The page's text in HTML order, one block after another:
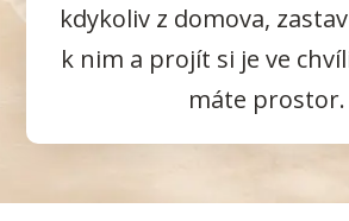
kdykoliv z domova,
k nim a projít si je ve
máte prostor.